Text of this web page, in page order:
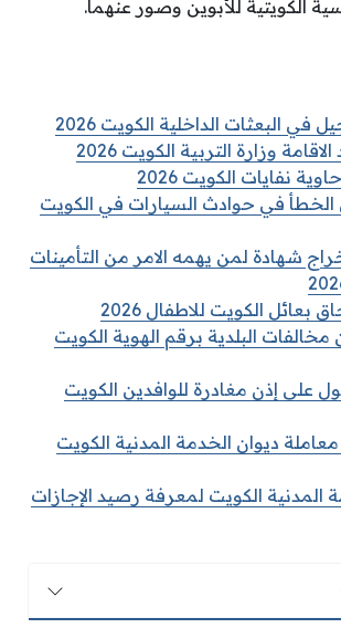
الكويتية للأبوين وصور عنهما.
في البعثات الداخلية الكويت 2026
وزارة التربية الكويت 2026
نفايات الكويت 2026
الخطأ في حوادث السيارات في الكويت
شهادة لمن يهمه الامر من التأمينات
بعائل الكويت للاطفال 2026
مخالفات البلدية برقم الهوية الكويت
على إذن مغادرة للوافدين الكويت
ديوان الخدمة المدنية الكويت
المدنية الكويت لمعرفة رصيد الإجازات